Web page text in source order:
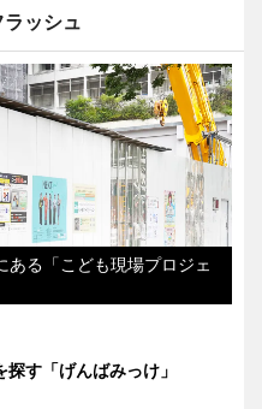
ッシュ
ある「こども現場プロジェ
す「げんばみっけ」